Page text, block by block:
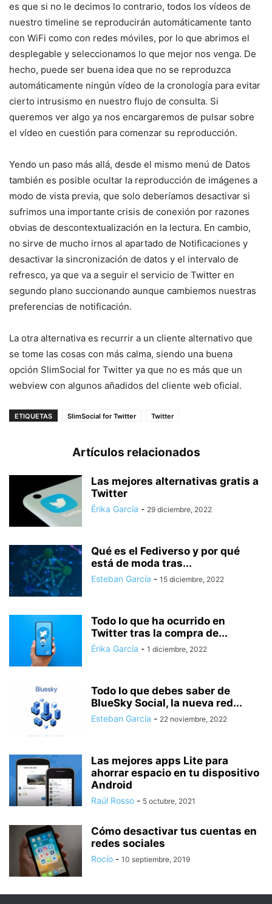
es que si no le decimos lo contrario, todos los vídeos de
nuestro timeline se reproducirán automáticamente tanto
con WiFi como con redes móviles, por lo que abrimos el
desplegable y seleccionamos lo que mejor nos venga. De
hecho, puede ser buena idea que no se reproduzca
automáticamente ningún vídeo de la cronología para evitar
cierto intrusismo en nuestro flujo de consulta. Si
queremos ver algo ya nos encargaremos de pulsar sobre
el vídeo en cuestión para comenzar su reproducción.
Yendo un paso más allá, desde el mismo menú de Datos
también es posible ocultar la reproducción de imágenes a
modo de vista previa, que solo deberíamos desactivar si
sufrimos una importante crisis de conexión por razones
obvias de descontextualización en la lectura. En cambio,
no sirve de mucho irnos al apartado de Notificaciones y
desactivar la sincronización de datos y el intervalo de
refresco, ya que va a seguir el servicio de Twitter en
segundo plano succionando aunque cambiemos nuestras
preferencias de notificación.
La otra alternativa es recurrir a un cliente alternativo que
se tome las cosas con más calma, siendo una buena
opción SlimSocial for Twitter ya que no es más que un
webview con algunos añadidos del cliente web oficial.
ETIQUETAS SlimSocial for Twitter Twitter
Artículos relacionados
Las mejores alternativas gratis a
Twitter
Érika García - 29 diciembre, 2022
Qué es el Fediverso y por qué
está de moda tras...
Esteban García - 15 diciembre, 2022
Todo lo que ha ocurrido en
Twitter tras la compra de...
Érika García - 1 diciembre, 2022
Todo lo que debes saber de
BlueSky Social, la nueva red...
Esteban García - 22 noviembre, 2022
Las mejores apps Lite para
ahorrar espacio en tu dispositivo
Android
Raúl Rosso - 5 octubre, 2021
Cómo desactivar tus cuentas en
redes sociales
Rocío - 10 septiembre, 2019